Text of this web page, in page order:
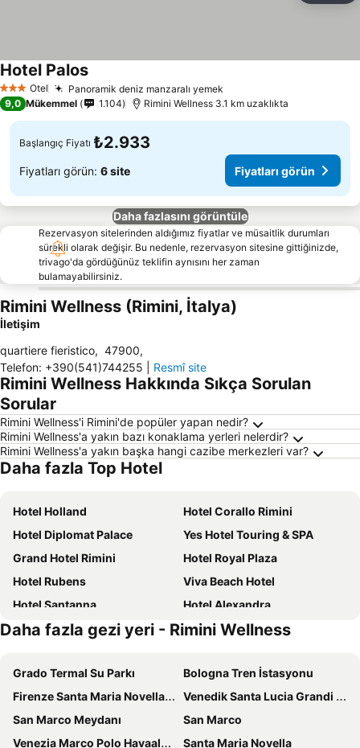
3 YıldızOtel Panoramik deniz manzaralı yemek
Hotel Palos
9,0 Mükemmel 1.104 Rimini Wellness 3.1 km uzaklıkta
Başlangıç Fiyatı ₺2.933
Fiyatları görün: 6 site Fiyatları görün
Daha fazlasını görüntüle
Rezervasyon sitelerinden aldığımız fiyatlar ve müsaitlik durumları
sürekli olarak değişir. Bu nedenle, rezervasyon sitesine gittiğinizde,
trivago'da gördüğünüz teklifin aynısını her zaman
bulamayabilirsiniz.
Rimini Wellness (Rimini, İtalya)
İletişim
quartiere fieristico, 47900,
Telefon: +390(541)744255 Resmî site
Rimini Wellness Hakkında Sıkça Sorulan
Sorular
Rimini Wellness'i Rimini'de popüler yapan nedir?
Rimini Wellness'a yakın bazı konaklama yerleri nelerdir?
Rimini Wellness'a yakın başka hangi cazibe merkezleri var?
Daha fazla Top Hotel
Hotel Holland
Hotel Corallo Rimini
Hotel Diplomat Palace
Yes Hotel Touring & SPA
Grand Hotel Rimini
Hotel Royal Plaza
Hotel Rubens
Viva Beach Hotel
Hotel Santanna
Hotel Alexandra
Hotel Arlino
Hotel Avana Mare
Hotel St. Gregory Park
Hotel Christian
Hotel Vela d'Oro
Hotel Grazia Riccione
Hotel Senyor
Hotel Montmartre
Hotel Centrale Miramare
Riviera Mare Beach Life Hotel
Daha fazla gezi yeri - Rimini Wellness
Grado Termal Su Parkı
Bologna Tren İstasyonu
Firenze Santa Maria Novella Tren İstasyonu
Venedik Santa Lucia Grandi İstasyonu
San Marco Meydanı
San Marco
Venezia Marco Polo Havaalanı
Santa Maria Novella